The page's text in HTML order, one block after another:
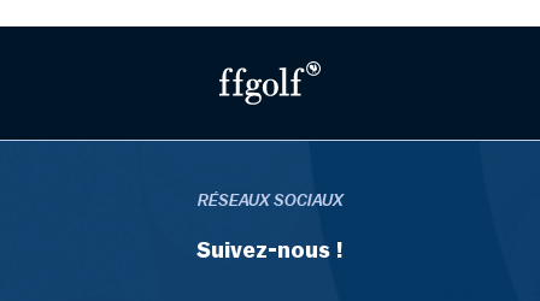
RÉSEAUX SOCIAUX
Suivez-nous !